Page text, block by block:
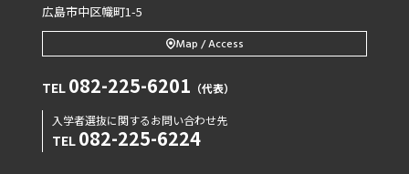
広島市中区幟町1-5
Map / Access
TEL 082-225-6201 （代表）
入学者選抜に関するお問い合わせ先
TEL 082-225-6224